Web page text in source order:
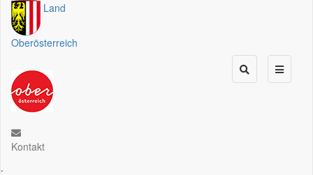
Land
Oberösterreich
Kontakt
.